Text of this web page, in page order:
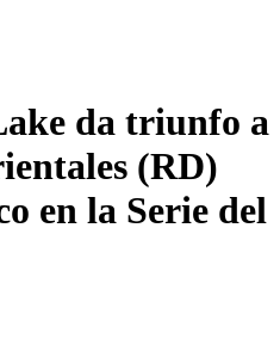
da triunfo a
(RD)
en la Serie del